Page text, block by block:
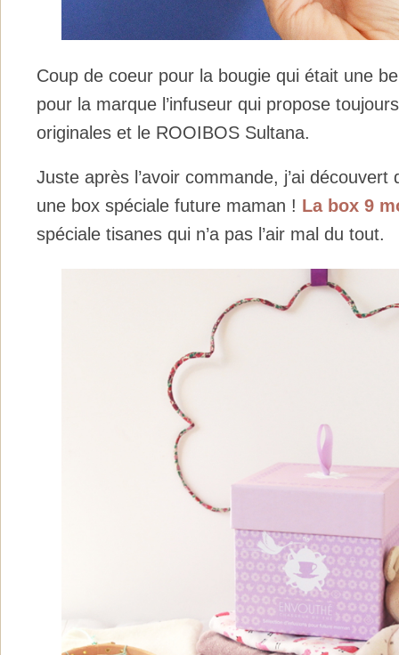
Coup de coeur pour la bougie qui était une
pour la marque l’infuseur qui propose
originales et le ROOIBOS Sultana.
Juste après l’avoir commande, j’ai découvert
une box spéciale future maman ! La box 9
spéciale tisanes qui n’a pas l’air mal du tout.